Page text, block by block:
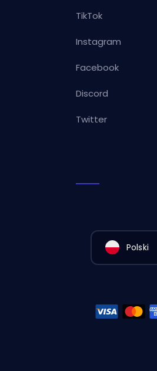
TikTok
Instagram
Facebook
Discord
Twitter
Polski